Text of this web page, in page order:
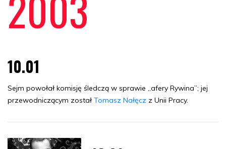
10.01
Sejm powołał komisję śledczą w sprawie „afery Rywina”; jej
przewodniczącym został Tomasz Nałęcz z Unii Pracy.